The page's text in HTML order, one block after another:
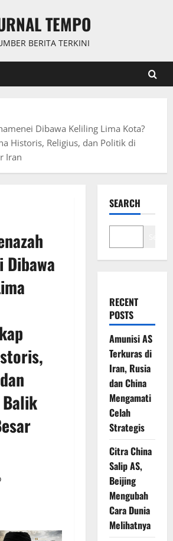
TEMPO
BERITA TERKINI
Dibawa Keliling Lima Kota?
Historis, Religius, dan Politik di
Iran
Dibawa
SEARCH
RECENT
POSTS
Amunisi AS
Terkuras di
Iran, Rusia
dan China
Mengamati
Celah
Strategis
Citra China
Salip AS,
Beijing
Mengubah
Cara Dunia
Melihatnya